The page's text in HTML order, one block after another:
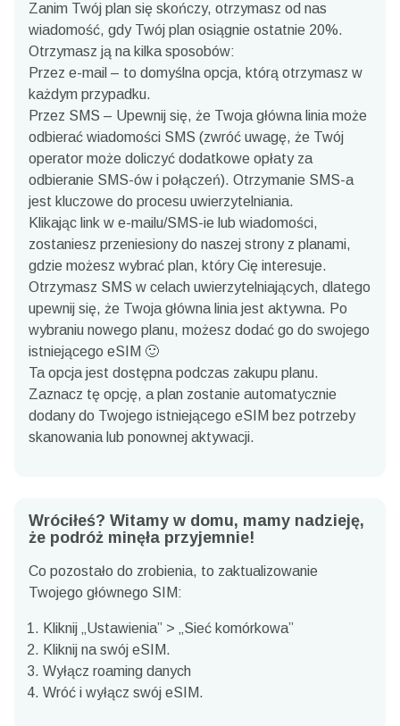
Zanim Twój plan się skończy, otrzymasz od nas
wiadomość, gdy Twój plan osiągnie ostatnie 20%.
Otrzymasz ją na kilka sposobów:
Przez e-mail – to domyślna opcja, którą otrzymasz w
każdym przypadku.
Przez SMS – Upewnij się, że Twoja główna linia może
odbierać wiadomości SMS (zwróć uwagę, że Twój
operator może doliczyć dodatkowe opłaty za
odbieranie SMS-ów i połączeń). Otrzymanie SMS-a
jest kluczowe do procesu uwierzytelniania.
Klikając link w e-mailu/SMS-ie lub wiadomości,
zostaniesz przeniesiony do naszej strony z planami,
gdzie możesz wybrać plan, który Cię interesuje.
Otrzymasz SMS w celach uwierzytelniających, dlatego
upewnij się, że Twoja główna linia jest aktywna. Po
wybraniu nowego planu, możesz dodać go do swojego
istniejącego eSIM 🙂
Ta opcja jest dostępna podczas zakupu planu.
Zaznacz tę opcję, a plan zostanie automatycznie
dodany do Twojego istniejącego eSIM bez potrzeby
skanowania lub ponownej aktywacji.
Wróciłeś? Witamy w domu, mamy nadzieję,
że podróż minęła przyjemnie!
Co pozostało do zrobienia, to zaktualizowanie
Twojego głównego SIM:
Kliknij „Ustawienia” > „Sieć komórkowa”
Kliknij na swój eSIM.
Wyłącz roaming danych
Wróć i wyłącz swój eSIM.